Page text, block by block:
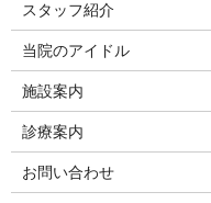
スタッフ紹介
当院のアイドル
施設案内
診療案内
お問い合わせ